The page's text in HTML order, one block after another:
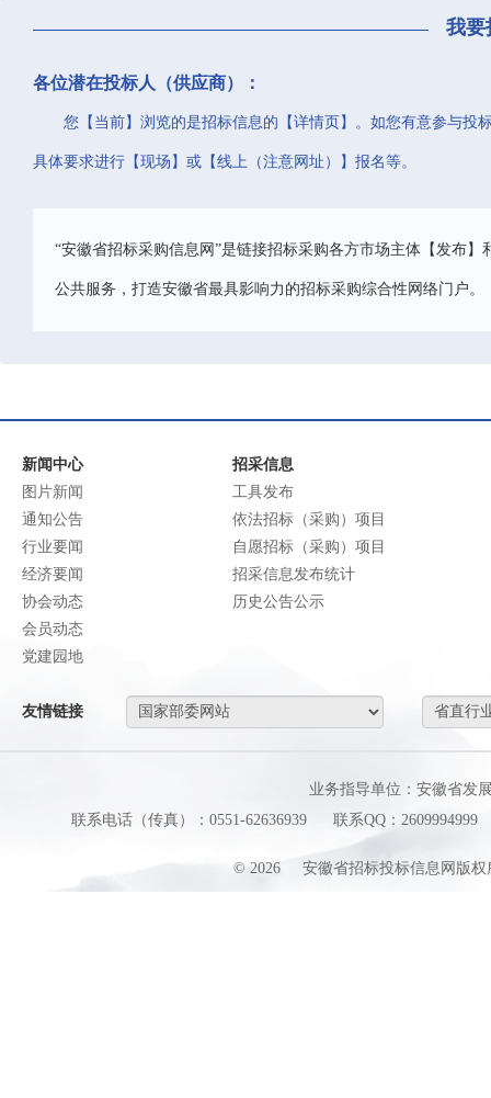
我要
各位潜在投标人（供应商）：
您【当前】浏览的是招标信息的【详情页】。如您有意参与投
具体要求进行【现场】或【线上（注意网址）】报名等。
“安徽省招标采购信息网”是链接招标采购各方市场主体【发布
公共服务，打造安徽省最具影响力的招标采购综合性网络门户。
新闻中心
图片新闻
通知公告
行业要闻
经济要闻
协会动态
会员动态
党建园地
招采信息
工具发布
依法招标（采购）项目
自愿招标（采购）项目
招采信息发布统计
历史公告公示
友情链接
业务指导单位：安徽省发
联系电话（传真）：0551-62636939
联系QQ：2609994999
© 2026 安徽省招标投标信息网版